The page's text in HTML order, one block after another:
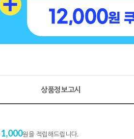
상품정보고시
1,000원을 적립해드립니다.